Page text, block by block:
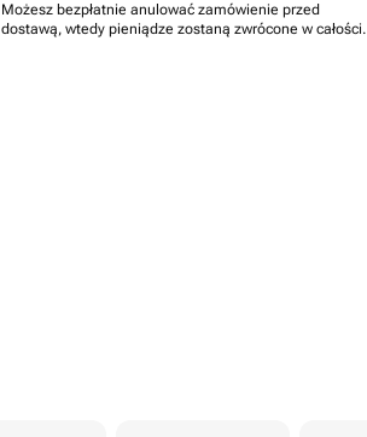
Możesz bezpłatnie anulować zamówienie przed
dostawą, wtedy pieniądze zostaną zwrócone w całości.